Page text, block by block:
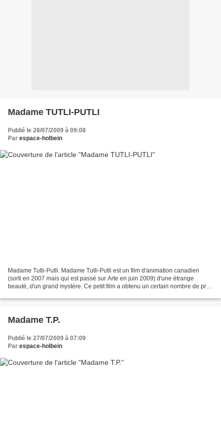
Madame TUTLI-PUTLI
Publié le 28/07/2009 à 09:08
Par espace-holbein
Madame Tutli-Putli. Madame Tutli-Putli est un film d'animation canadien
(sorti en 2007 mais qui est passé sur Arte en juin 2009) d'une étrange
beauté, d'un grand mystère. Ce petit film a obtenu un certain nombre de prix
Madame T.P.
Publié le 27/07/2009 à 07:09
Par espace-holbein